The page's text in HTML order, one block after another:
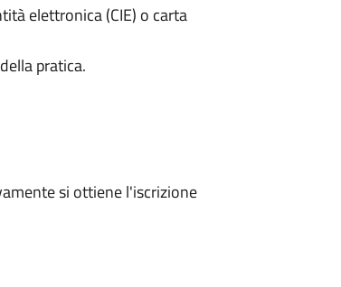
elettronica (CIE) o carta
pratica.
si ottiene l'iscrizione